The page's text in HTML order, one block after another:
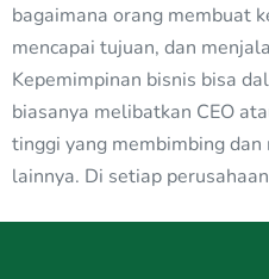
bagaimana orang membuat
mencapai tujuan, dan
Kepemimpinan bisnis bisa
biasanya melibatkan CEO
tinggi yang membimbing
lainnya. Di setiap